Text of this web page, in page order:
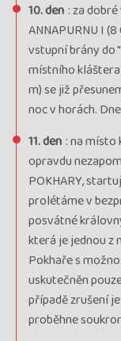
10. den : za
ANNAPURNU I
vstupní brány do
místního kláštera
m) se již
noc v horách.
11. den : na
opravdu
POKHARY,
prolétáme v
posvátné
která je jednou z
Pokhaře s
uskutečněn
případě zrušení
proběhne